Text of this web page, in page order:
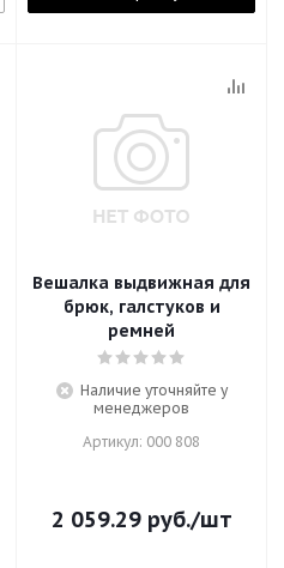
Вешалка выдвижная для
брюк, галстуков и
ремней
Наличие уточняйте у
менеджеров
Артикул: 000 808
2 059.29руб./шт